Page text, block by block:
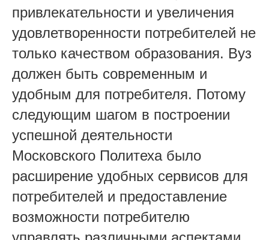
привлекательности и увеличения
удовлетворенности потребителей не
только качеством образования. Вуз
должен быть современным и
удобным для потребителя. Потому
следующим шагом в построении
успешной деятельности
Московского Политеха было
расширение удобных сервисов для
потребителей и предоставление
возможности потребителю